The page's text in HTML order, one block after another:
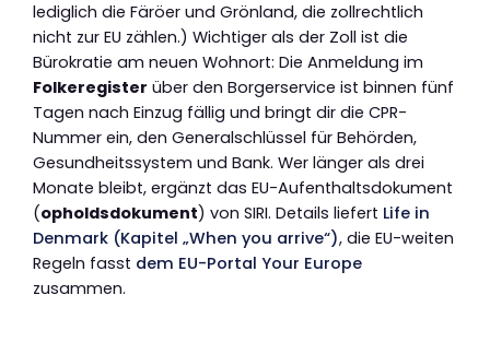
lediglich die Färöer und Grönland, die zollrechtlich
nicht zur EU zählen.) Wichtiger als der Zoll ist die
Bürokratie am neuen Wohnort: Die Anmeldung im
Folkeregister über den Borgerservice ist binnen fünf
Tagen nach Einzug fällig und bringt dir die CPR-
Nummer ein, den Generalschlüssel für Behörden,
Gesundheitssystem und Bank. Wer länger als drei
Monate bleibt, ergänzt das EU-Aufenthaltsdokument
(opholdsdokument) von SIRI. Details liefert Life in
Denmark (Kapitel „When you arrive“), die EU-weiten
Regeln fasst dem EU-Portal Your Europe
zusammen.